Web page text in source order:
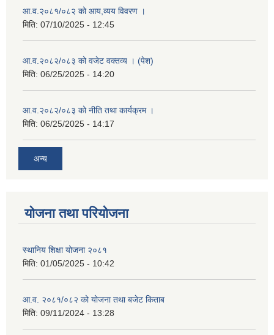
आ.व.२०८१/०८२ को आय,व्यय विवरण ।
मिति: 07/10/2025 - 12:45
आ.व.२०८२/०८३ को वजेट वक्तव्य । (पेश)
मिति: 06/25/2025 - 14:20
आ.व.२०८२/०८३ को नीति तथा कार्यक्रम ।
मिति: 06/25/2025 - 14:17
अन्य
योजना तथा परियोजना
स्थानिय शिक्षा योजना २०८१
मिति: 01/05/2025 - 10:42
आ.व. २०८१/०८२ को योजना तथा बजेट किताब
मिति: 09/11/2024 - 13:28